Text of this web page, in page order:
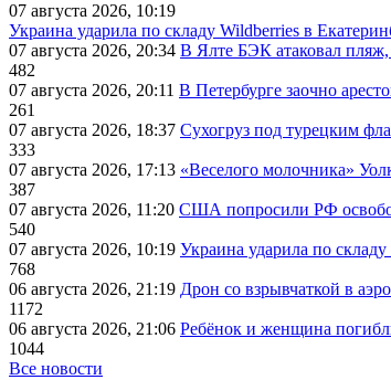
07 августа 2026, 10:19
Украина ударила по складу Wildberries в
07 августа 2026, 20:34 В Ялте БЭК атаковал
482
07 августа 2026, 20:11 В Петербурге заочно
261
07 августа 2026, 18:37 Сухогруз под турецким
333
07 августа 2026, 17:13 «Веселого молочника»
387
07 августа 2026, 11:20 США попросили РФ
540
07 августа 2026, 10:19 Украина ударила по
768
06 августа 2026, 21:19 Дрон со взрывчаткой в
1172
06 августа 2026, 21:06 Ребёнок и женщина
1044
Все новости